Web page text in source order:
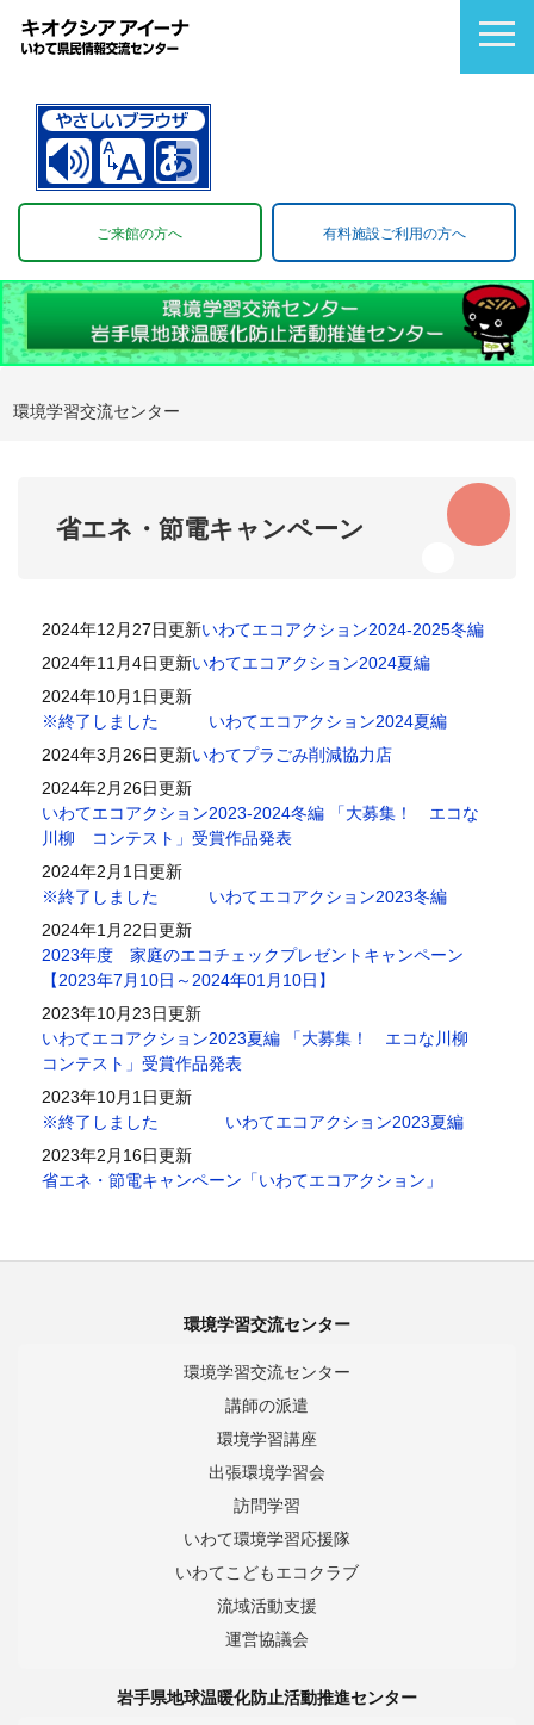
ご来館の方へ 有料施設ご利用の方へ
環境学習交流センター
環境学習交流センター
環境学習交流センター
講師の派遣
環境学習講座
出張環境学習会
訪問学習
いわて環境学習応援隊
いわてこどもエコクラブ
流域活動支援
運営協議会
岩手県地球温暖化防止活動推進センター
省エネ・節電キャンペーン
2024年12月27日更新いわてエコアクション2024-2025冬編
2024年11月4日更新いわてエコアクション2024夏編
2024年10月1日更新
※終了しました いわてエコアクション2024夏編
2024年3月26日更新いわてプラごみ削減協力店
2024年2月26日更新
いわてエコアクション2023-2024冬編 「大募集！ エコな
川柳 コンテスト」受賞作品発表
2024年2月1日更新
※終了しました いわてエコアクション2023冬編
2024年1月22日更新
2023年度 家庭のエコチェックプレゼントキャンペーン
【2023年7月10日～2024年01月10日】
2023年10月23日更新
いわてエコアクション2023夏編 「大募集！ エコな川柳
コンテスト」受賞作品発表
2023年10月1日更新
※終了しました いわてエコアクション2023夏編
2023年2月16日更新
省エネ・節電キャンペーン「いわてエコアクション」